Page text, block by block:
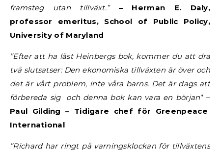
framsteg utan tillväxt.”– Herman E. Daly,
professor emeritus, School of Public Policy,
University of Maryland
”Efter att ha läst Heinbergs bok, kommer du att dra
två slutsatser: Den ekonomiska tillväxten är över och
det är vårt problem, inte våra barns. Det är dags att
förbereda sig och denna bok kan vara en början” –
Paul Gilding – Tidigare chef för Greenpeace
International
”Richard har ringt på varningsklockan för tillväxtens